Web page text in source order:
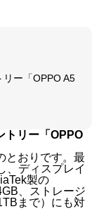
ー「OPPO A5
トリー「OPPO
とおりです。最
、ディスプレイ
製の
、ストレージ
まで）にも対